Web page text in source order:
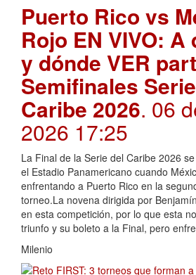
Puerto Rico vs
Rojo EN VIVO: A
y dónde VER
Semifinales
Caribe 2026. 06
2026 17:25
La Final de la Serie del Caribe 2026
el Estadio Panamericano cuando
enfrentando a Puerto Rico en la
torneo.La novena dirigida por
en esta competición, por lo que esta
triunfo y su boleto a la Final, pero
Milenio